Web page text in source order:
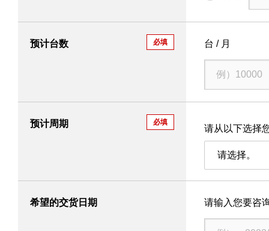
预计台数 必填 台 / 月
预计周期 必填
请从以下选择
请选择。
希望的交货日期 请输入您要咨